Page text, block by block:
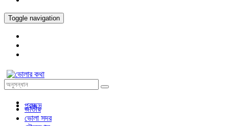
Toggle navigation
প্রচ্ছদ
জাতীয়
ভোলা সদর